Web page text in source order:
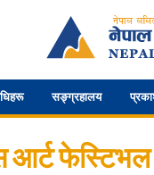
सङ्ग्रहालय
आर्ट